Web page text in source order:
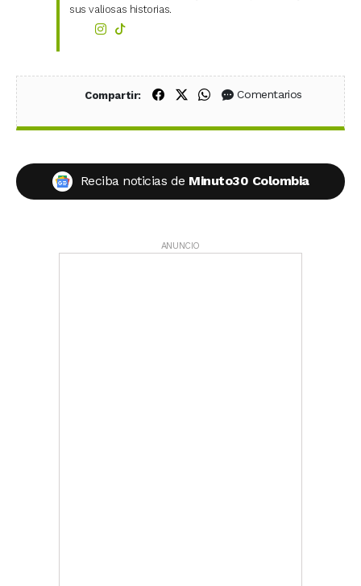
sus valiosas historias.
Compartir: Compartir en Facebook
Compartir en X (Twitter)
Compartir en WhatsApp
Comentarios
Reciba noticias de Minuto30 Colombia
ANUNCIO